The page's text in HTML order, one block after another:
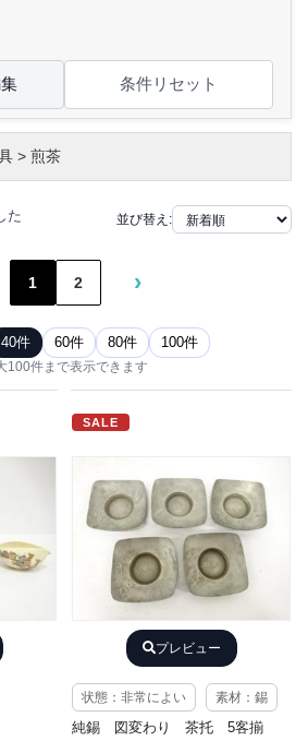
条件リセット
> 煎茶
た 並び替え:
1 2 ›
40件 60件 80件 100件
100件まで表示できます
SALE
プレビュー
状態：非常によい 素材：錫
純錫 図変わり 茶托 5客揃